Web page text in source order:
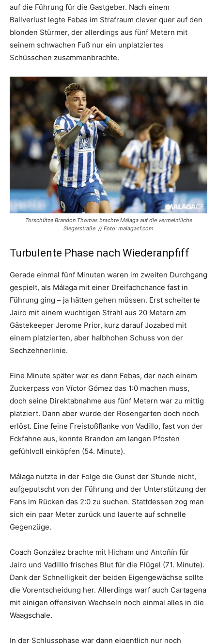
auf die Führung für die Gastgeber. Nach einem
Ballverlust legte Febas im Strafraum clever quer auf den
blonden Stürmer, der allerdings aus fünf Metern mit
seinem schwachen Fuß nur ein unplatziertes
Schüsschen zusammenbrachte.
Torschütze Brandon Thomas brachte Málaga auf die vermeintliche
Siegerstraße. // Foto: malagacf.com
Turbulente Phase nach Wiederanpfiff
Gerade einmal fünf Minuten waren im zweiten Durchgang
gespielt, als Málaga mit einer Dreifachchance fast in
Führung ging – ja hätten gehen müssen. Erst scheiterte
Jairo mit einem wuchtigen Strahl aus 20 Metern am
Gästekeeper Jerome Prior, kurz darauf Jozabed mit
einem platzierten, aber halbhohen Schuss von der
Sechzehnerlinie.
Eine Minute später war es dann Febas, der nach einem
Zuckerpass von Víctor Gómez das 1:0 machen muss,
doch seine Direktabnahme aus fünf Metern war zu mittig
platziert. Dann aber wurde der Rosengarten doch noch
erlöst. Eine feine Freistoßflanke von Vadillo, fast von der
Eckfahne aus, konnte Brandon am langen Pfosten
gefühlvoll einköpfen (54. Minute).
Málaga nutzte in der Folge die Gunst der Stunde nicht,
aufgeputscht von der Führung und der Unterstützung der
Fans im Rücken das 2:0 zu suchen. Stattdessen zog man
sich ein paar Meter zurück und lauerte auf schnelle
Gegenzüge.
Coach González brachte mit Hicham und Antoñín für
Jairo und Vadilllo frisches Blut für die Flügel (71. Minute).
Dank der Schnelligkeit der beiden Eigengewächse sollte
die Vorentscheidung her. Allerdings warf auch Cartagena
mit einigen offensiven Wechseln noch einmal alles in die
Waagschale.
In der Schlussphase war dann eigentlich nur noch